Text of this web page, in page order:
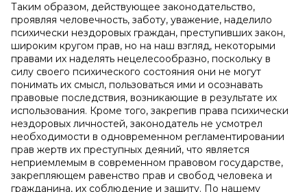
Таким образом, действующее законодательство,
проявляя человечность, заботу, уважение, наделило
психически нездоровых граждан, преступивших закон,
широким кругом прав, но на наш взгляд, некоторыми
правами их наделять нецелесообразно, поскольку в
силу своего психического состояния они не могут
понимать их смысл, пользоваться ими и осознавать
правовые последствия, возникающие в результате их
использования. Кроме того, закрепив права психически
нездоровых личностей, законодатель не усмотрел
необходимости в одновременном регламентировании
прав жертв их преступных деяний, что является
неприемлемым в современном правовом государстве,
закрепляющем равенство прав и свобод человека и
гражданина, их соблюдение и защиту. По нашему